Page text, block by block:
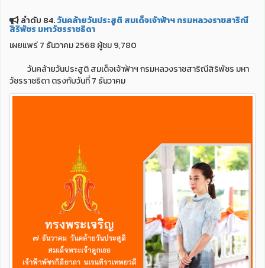
ลำดับ 84.วันคล้ายวันประสูติ สมเด็จเจ้าฟ้าฯ กรมหลวงราชสาริณี
สิริพัชร มหาวัชรราชธิดา
เผยแพร่ 7 ธันวาคม 2568 ผู้ชม 9,780
วันคล้ายวันประสูติ สมเด็จเจ้าฟ้าฯ กรมหลวงราชสาริณีสิริพัชร มหา
วัชรราชธิดา ตรงกับวันที่ 7 ธันวาคม